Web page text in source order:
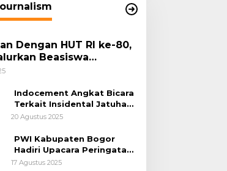
Dengan HUT RI ke-80,
Beasiswa
Kepada 500 Pelajar
Indocement Angkat Bicara
Terkait Insidental Jatuhan
Debu Semen Pabrik
20 Agustus 2025
PWI Kabupaten Bogor
Hadiri Upacara Peringatan
HUT Ke-80 Kemerdekaan
17 Agustus 2025